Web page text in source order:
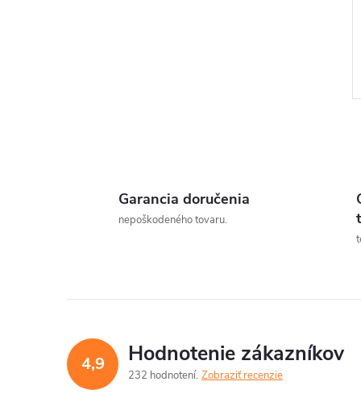
l
Garancia doručenia
nepoškodeného tovaru.
4,9 Hodnotenie zákazníkov
232 hodnotení Zobraziť recenzie